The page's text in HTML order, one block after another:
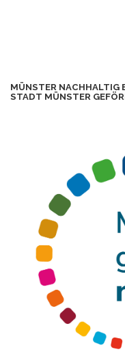
MÜNSTER NACHHALTIG
STADT MÜNSTER